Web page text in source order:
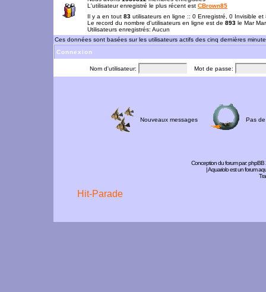
L'utilisateur enregistré le plus récent est CBrown85
Il y a en tout 83 utilisateurs en ligne :: 0 Enregistré, 0 Invisible
Le record du nombre d'utilisateurs en ligne est de 893 le Mar
Utilisateurs enregistrés: Aucun
Ces données sont basées sur les utilisateurs actifs des cinq dernières
Connexion
Nom d'utilisateur: Mot de passe:
Nouveaux messages Pas
Conception du forum par:phpBB
| Aquariolo est un forum